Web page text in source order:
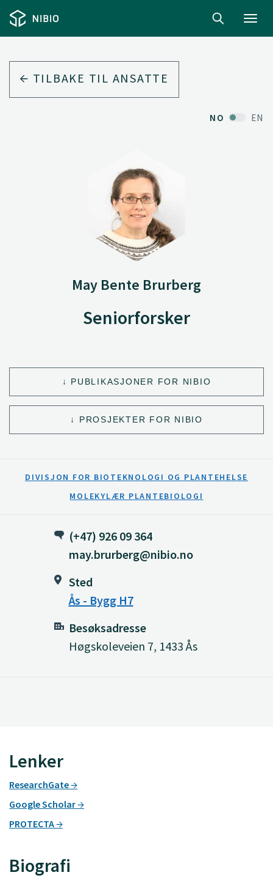
TILBAKE TIL ANSATTE
NO EN
May Bente Brurberg
Seniorforsker
PUBLIKASJONER FOR NIBIO
PROSJEKTER FOR NIBIO
DIVISJON FOR BIOTEKNOLOGI OG PLANTEHELSE
MOLEKYLÆR PLANTEBIOLOGI
(+47) 926 09 364
may.brurberg@nibio.no
Sted
Ås - Bygg H7
Besøksadresse
Høgskoleveien 7, 1433 Ås
Lenker
ResearchGate
Google Scholar
PROTECTA
Biografi